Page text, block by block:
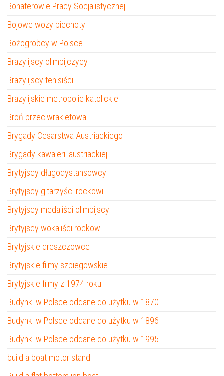
Bohaterowie Pracy Socjalistycznej
Bojowe wozy piechoty
Bożogrobcy w Polsce
Brazylijscy olimpijczycy
Brazylijscy tenisiści
Brazylijskie metropolie katolickie
Broń przeciwrakietowa
Brygady Cesarstwa Austriackiego
Brygady kawalerii austriackiej
Brytyjscy długodystansowcy
Brytyjscy gitarzyści rockowi
Brytyjscy medaliści olimpijscy
Brytyjscy wokaliści rockowi
Brytyjskie dreszczowce
Brytyjskie filmy szpiegowskie
Brytyjskie filmy z 1974 roku
Budynki w Polsce oddane do użytku w 1870
Budynki w Polsce oddane do użytku w 1896
Budynki w Polsce oddane do użytku w 1995
build a boat motor stand